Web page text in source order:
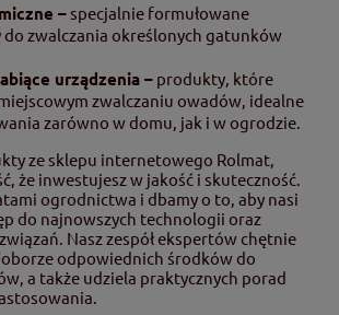
– specjalnie formułowane
do zwalczania określonych gatunków
urządzenia – produkty, które
zwalczaniu owadów, idealne
zarówno w domu, jak i w ogrodzie.
ze sklepu internetowego Rolmat,
że inwestujesz w jakość i skuteczność.
ogrodnictwa i dbamy o to, aby nasi
do najnowszych technologii oraz
Nasz zespół ekspertów chętnie
odpowiednich środków do
a także udziela praktycznych porad